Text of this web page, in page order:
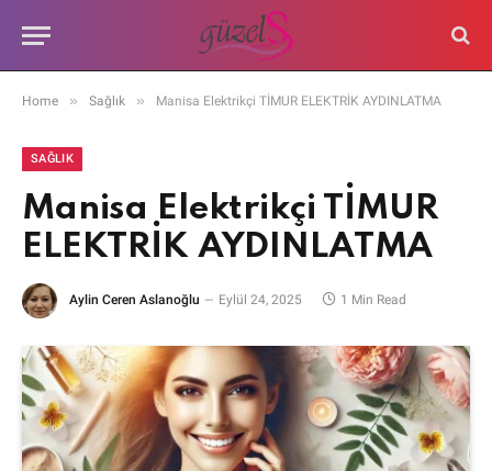
Home » Sağlık » Manisa Elektrikçi TİMUR ELEKTRİK AYDINLATMA
SAĞLIK
Manisa Elektrikçi TİMUR
ELEKTRİK AYDINLATMA
Aylin Ceren Aslanoğlu Eylül 24, 2025 1 Min Read